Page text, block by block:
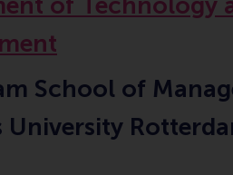
School of
University